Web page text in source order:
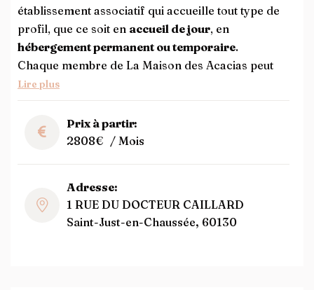
établissement associatif qui accueille tout type de
profil, que ce soit en accueil de jour, en
hébergement permanent ou temporaire.
Chaque membre de La Maison des Acacias peut
Lire plus
Prix à partir:
2808€ / Mois
Adresse:
1 RUE DU DOCTEUR CAILLARD
Saint-Just-en-Chaussée, 60130